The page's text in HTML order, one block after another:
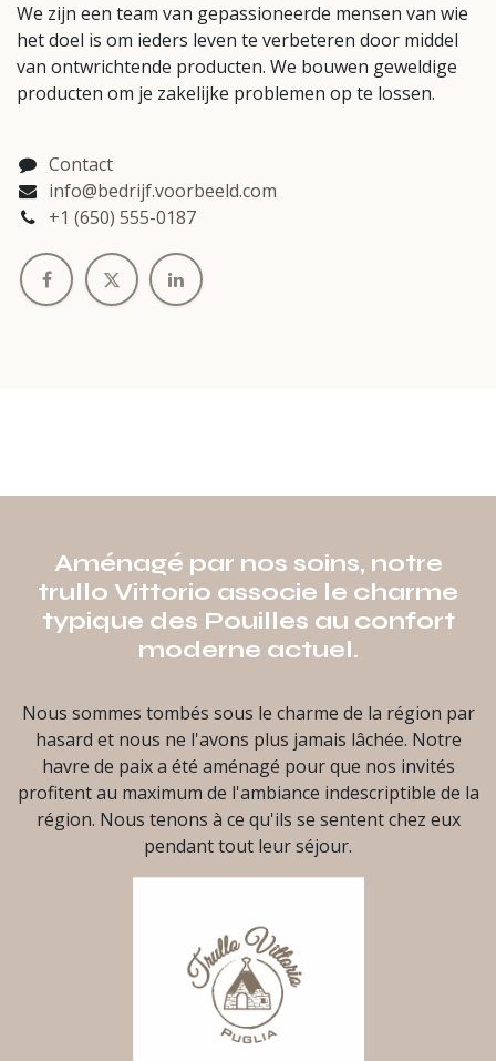
We zijn een team van gepassioneerde mensen van wie
het doel is om ieders leven te verbeteren door middel
van ontwrichtende producten. We bouwen geweldige
producten om je zakelijke problemen op te lossen.
Contact
info@bedrijf.voorbeeld.com
+1 (650) 555-0187
Aménagé par nos soins, notre
trullo Vittorio associe le charme
typique des Pouilles au confort
moderne actuel.
Nous sommes tombés sous le charme de la région par
hasard et nous ne l'avons plus jamais lâchée. Notre
havre de paix a été aménagé pour que nos invités
profitent au maximum de l'ambiance indescriptible de la
région. Nous tenons à ce qu'ils se sentent chez eux
pendant tout leur séjour.